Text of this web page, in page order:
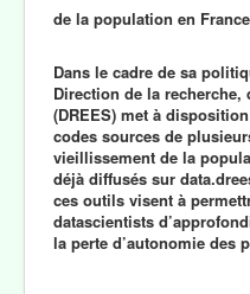
de la population en France
Dans le cadre de sa
Direction de la recherche,
(DREES) met à
codes sources de
vieillissement de la
déjà diffusés sur
ces outils visent à
datascientists
la perte d’autonomie des